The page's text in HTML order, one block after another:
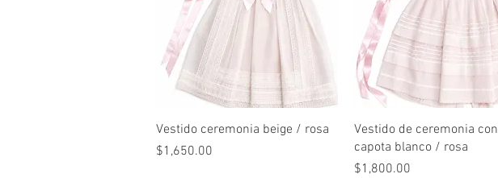
Vista rápida
Vestido ceremonia beige / rosa
Precio
$1,650.00
Vista rápida
Vestido de ceremonia con
capota blanco / rosa
Precio
$1,800.00